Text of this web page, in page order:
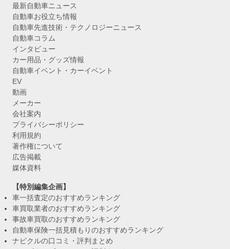
最新自動車ニュース
自動車お役立ち情報
自動車先進技術・テクノロジーニュース
自動車コラム
インタビュー
カー用品・グッズ情報
自動車イベント・カーイベント
EV
動画
メーカー
会社案内
プライバシーポリシー
利用規約
著作権について
広告掲載
媒体資料
【特別編集企画】
車一括査定のおすすめランキング
車買取業者のおすすめランキング
事故車買取のおすすめランキング
自動車保険一括見積もりのおすすめランキング
ナビクルの口コミ・評判まとめ